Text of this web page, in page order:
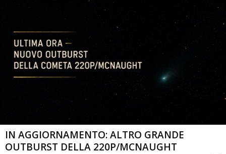
IN AGGIORNAMENTO: ALTRO GRANDE
OUTBURST DELLA 220P/MCNAUGHT